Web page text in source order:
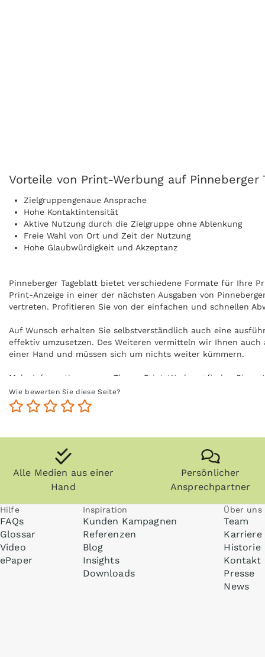
Vorteile von Print-Werbung auf Pinneberger
Zielgruppengenaue Ansprache
Hohe Kontaktintensität
Aktive Nutzung durch die Zielgruppe ohne Ablenkung
Freie Wahl von Ort und Zeit der Nutzung
Hohe Glaubwürdigkeit und Akzeptanz
Pinneberger Tageblatt bietet verschiedene Formate für Ihre
Print-Anzeige in einer der nächsten Ausgaben von
vertreten. Profitieren Sie von der einfachen und schnellen
Auf Wunsch erhalten Sie selbstverständlich auch eine
effektiv umzusetzen. Des Weiteren vermitteln wir Ihnen
einer Hand und müssen sich um nichts weiter kümmern.
Mehr Informationen zum Thema Print-Werbung finden Sie
Wie bewerten Sie diese Seite?
Alle Medien aus einer
Hand
Persönlicher
Ansprechpartner
Hilfe
FAQs
Glossar
Video
ePaper
Inspiration
Kunden Kampagnen
Referenzen
Blog
Insights
Downloads
Über uns
Team
Karriere
Historie
Kontakt
Presse
News